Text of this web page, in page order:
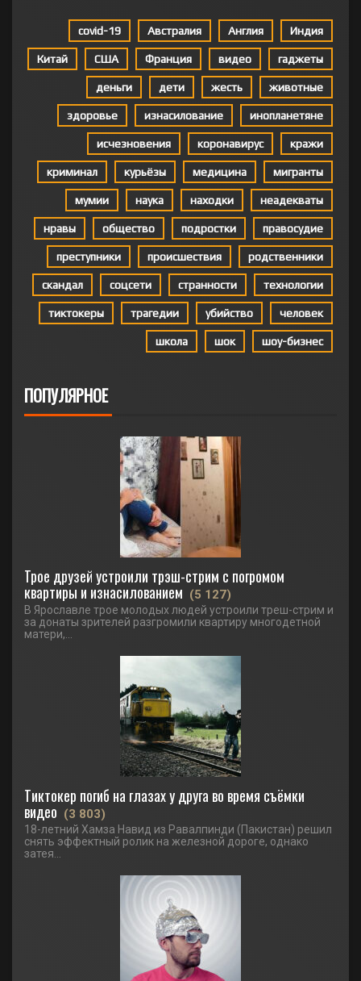
covid-19 Австралия Англия Индия
Китай США Франция видео гаджеты
деньги дети жесть животные
здоровье изнасилование инопланетяне
исчезновения коронавирус кражи
криминал курьёзы медицина мигранты
мумии наука находки неадекваты
нравы общество подростки правосудие
преступники происшествия родственники
скандал соцсети странности технологии
тиктокеры трагедии убийство человек
школа шок шоу-бизнес
ПОПУЛЯРНОЕ
Трое друзей устроили трэш-стрим с погромом
квартиры и изнасилованием (5 127)
В Ярославле трое молодых людей устроили треш-стрим и
за донаты зрителей разгромили квартиру многодетной
матери,...
Тиктокер погиб на глазах у друга во время съёмки
видео (3 803)
18-летний Хамза Навид из Равалпинди (Пакистан) решил
снять эффектный ролик на железной дороге, однако
затея...